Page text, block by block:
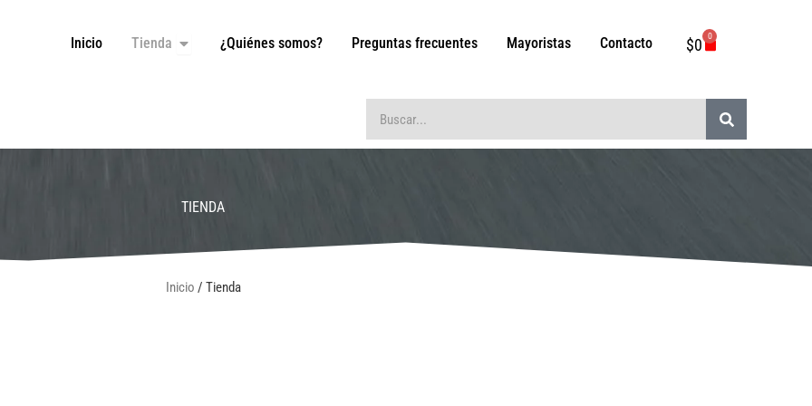
Inicio Tienda Open Tienda¿Quiénes somos? Preguntas frecuentes Mayoristas Contacto $0 0
TIENDA
Inicio / Tienda